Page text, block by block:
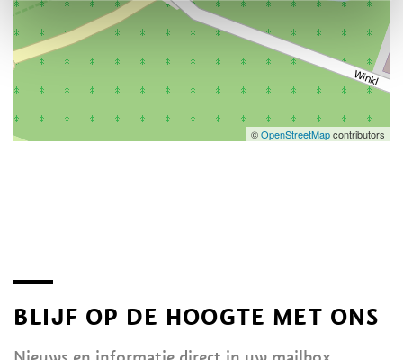
©OpenStreetMapcontributors
BLIJF OP DE HOOGTE MET ONS